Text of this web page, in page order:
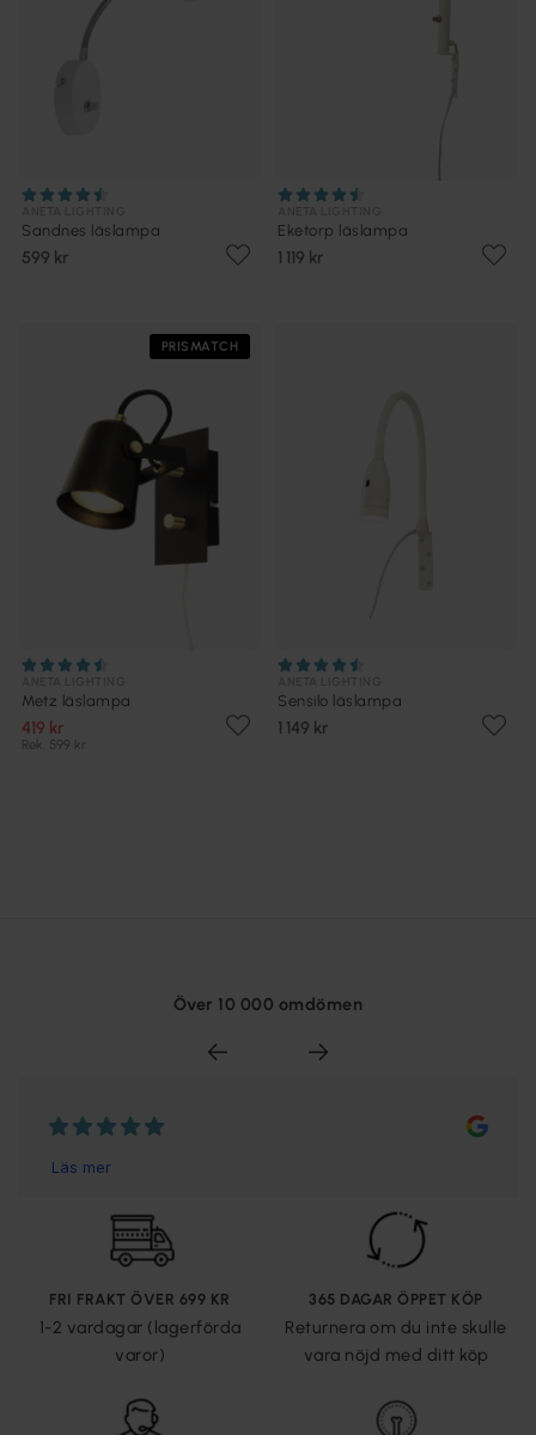
Sandnes läslampa
599 kr
Eketorp läslampa
1 119 kr
PRISMATCH
Metz läslampa
419 kr
Rek. 599 kr
Sensilo läslampa
1 149 kr
Över 10 000 omdömen
FRI FRAKT ÖVER 699 KR
1-2 vardagar (lagerförda
varor)
365 DAGAR ÖPPET KÖP
Returnera om du inte skulle
vara nöjd med ditt köp